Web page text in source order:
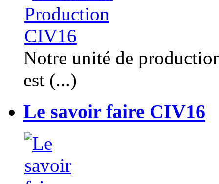
Notre unité de
est (...)
Le savoir faire CIV16